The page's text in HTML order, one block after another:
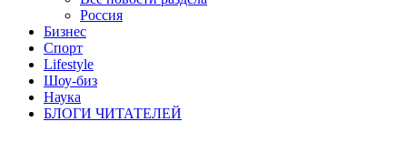
Россия
Бизнес
Спорт
Lifestyle
Шоу-биз
Наука
БЛОГИ ЧИТАТЕЛЕЙ